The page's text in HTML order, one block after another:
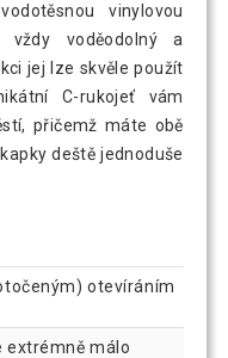
vinylovou
voděodolný a
jej lze skvěle použít
C-rukojeť vám
přičemž máte obě
deště jednoduše
otevíráním
extrémně málo